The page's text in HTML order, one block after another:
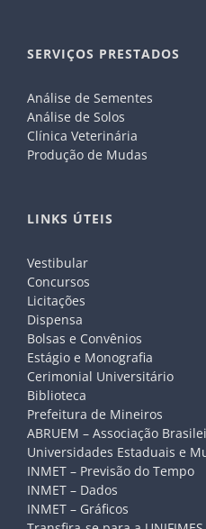
SERVIÇOS PRESTADOS
Análise de Sementes
Análise de Solos
Clínica Veterinária
Produção de Mudas
LINKS ÚTEIS
Vestibular
Concursos
Licitações
Dispensa
Bolsas e Convênios
Estágio e Monografia
Cerimonial Universitário
Biblioteca
Prefeitura de Mineiros
ABRUEM – Associação
Universidades Estaduais e
INMET – Previsão do Tempo
INMET – Dados
INMET – Gráficos